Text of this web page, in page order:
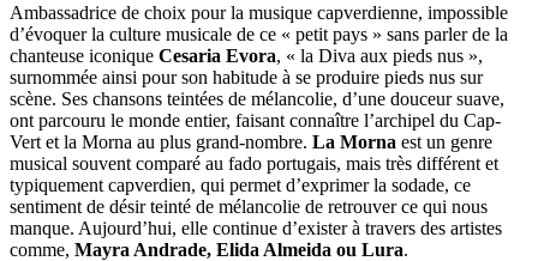
Ambassadrice de choix pour la musique capverdienne, impossible
d’évoquer la culture musicale de ce « petit pays » sans parler de la
chanteuse iconique Cesaria Evora, « la Diva aux pieds nus »,
surnommée ainsi pour son habitude à se produire pieds nus sur
scène. Ses chansons teintées de mélancolie, d’une douceur suave,
ont parcouru le monde entier, faisant connaître l’archipel du Cap-
Vert et la Morna au plus grand-nombre. La Morna est un genre
musical souvent comparé au fado portugais, mais très différent et
typiquement capverdien, qui permet d’exprimer la sodade, ce
sentiment de désir teinté de mélancolie de retrouver ce qui nous
manque. Aujourd’hui, elle continue d’exister à travers des artistes
comme, Mayra Andrade, Elida Almeida ou Lura.